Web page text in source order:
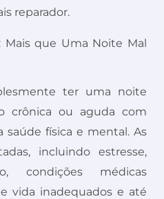
reparador.
que Uma Noite Mal
ter uma noite
crônica ou aguda com
saúde física e mental. As
incluindo estresse,
condições médicas
vida inadequados e até